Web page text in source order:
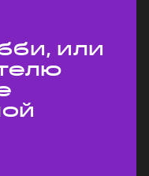
или